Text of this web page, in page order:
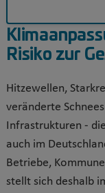
Risiko zur
Hitzewellen,
veränderte
Infrastrukturen -
auch im
Betriebe,
stellt sich deshalb